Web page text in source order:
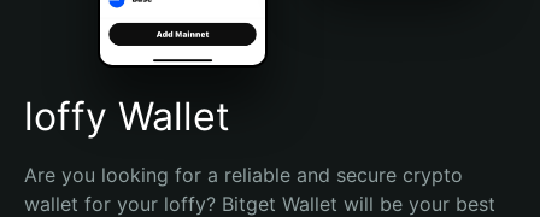
Português (Brasil)
Español (Argentina)
loffy Wallet
Are you looking for a reliable and secure crypto
wallet for your loffy? Bitget Wallet will be your best